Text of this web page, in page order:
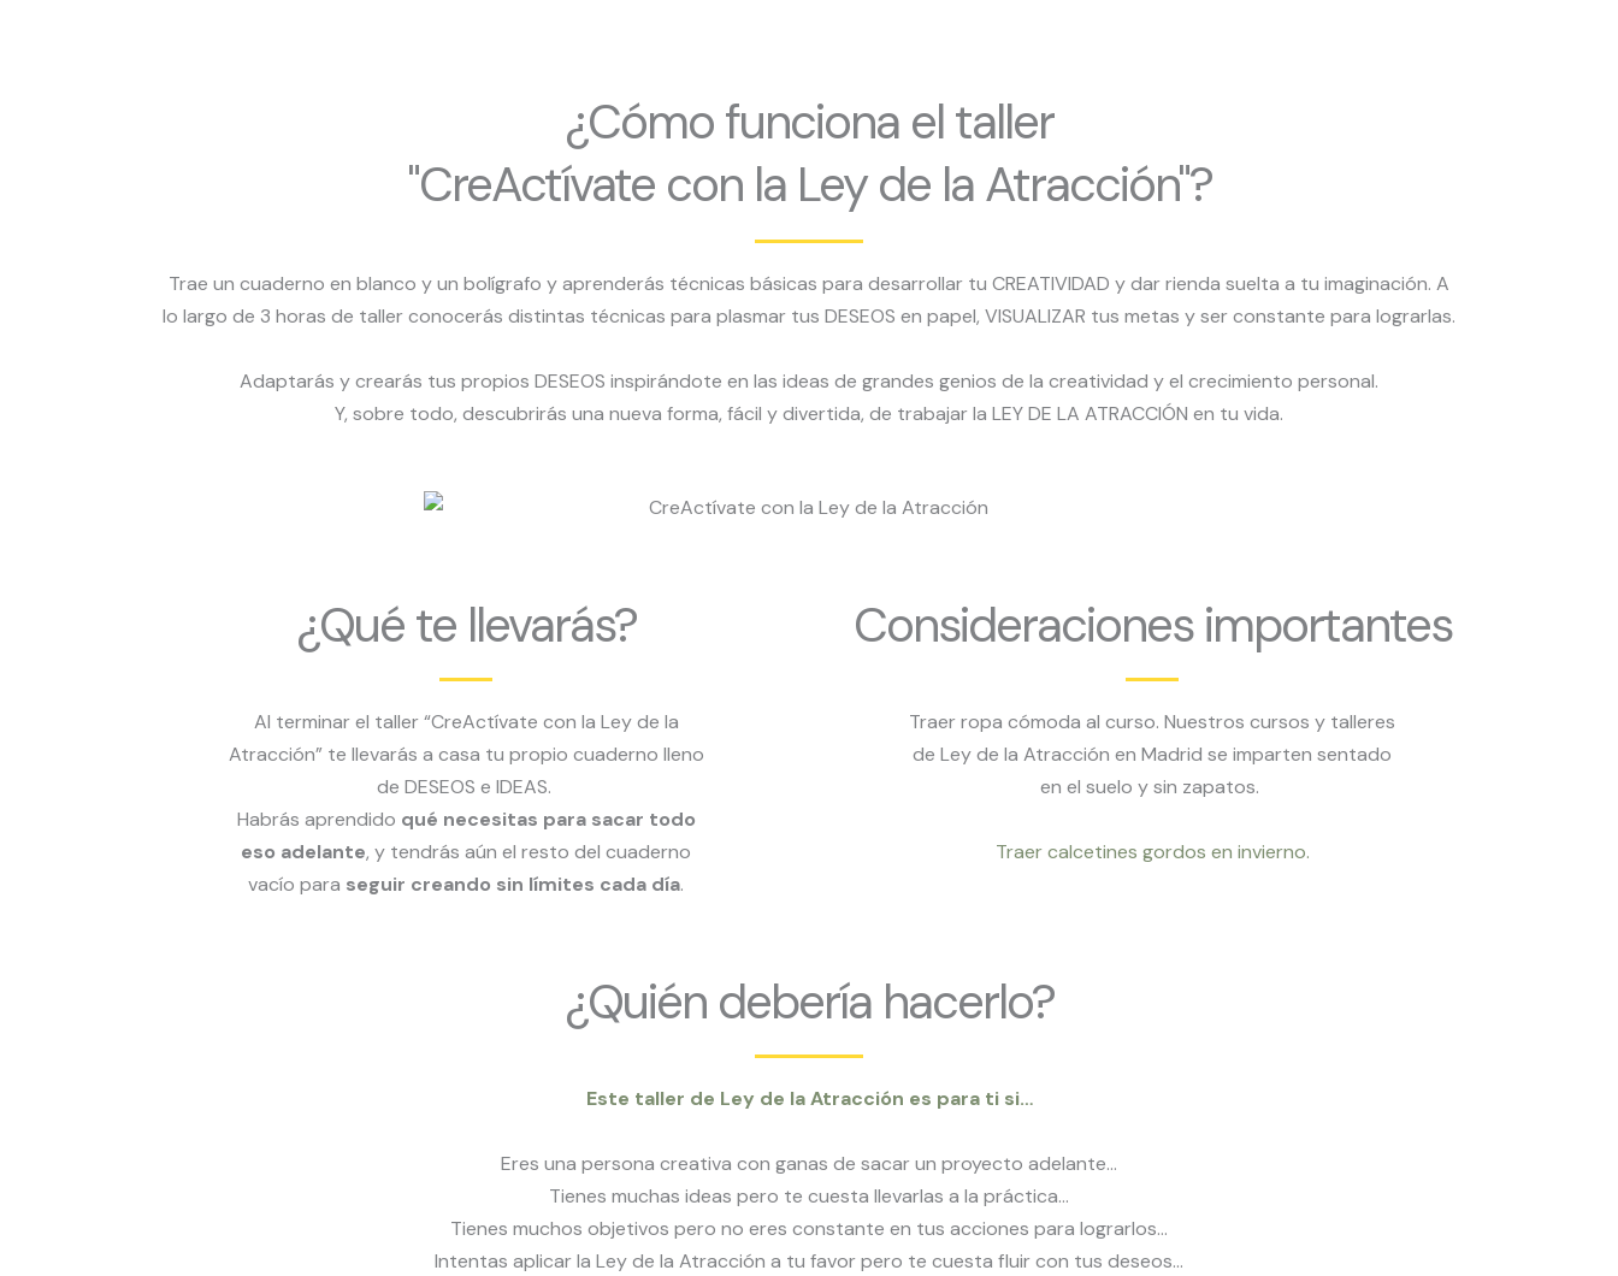
¿Cómo funciona el taller
"CreActívate con la Ley de la Atracción"?
Trae un cuaderno en blanco y un bolígrafo y aprenderás técnicas básicas para desarrollar tu CREATIVIDAD y dar rienda suelta a tu imaginación. A
lo largo de 3 horas de taller conocerás distintas técnicas para plasmar tus DESEOS en papel, VISUALIZAR tus metas y ser constante para lograrlas.
Adaptarás y crearás tus propios DESEOS inspirándote en las ideas de grandes genios de la creatividad y el crecimiento personal.
Y, sobre todo, descubrirás una nueva forma, fácil y divertida, de trabajar la LEY DE LA ATRACCIÓN en tu vida.
¿Qué te llevarás?
Al terminar el taller “CreActívate con la Ley de la
Atracción” te llevarás a casa tu propio cuaderno lleno
de DESEOS e IDEAS.
Habrás aprendido qué necesitas para sacar todo
eso adelante, y tendrás aún el resto del cuaderno
vacío para seguir creando sin límites cada día.
Consideraciones importantes
Traer ropa cómoda al curso. Nuestros cursos y talleres
de Ley de la Atracción en Madrid se imparten sentado
en el suelo y sin zapatos.
Traer calcetines gordos en invierno.
¿Quién debería hacerlo?
Este taller de Ley de la Atracción es para ti si…
Eres una persona creativa con ganas de sacar un proyecto adelante…
Tienes muchas ideas pero te cuesta llevarlas a la práctica…
Tienes muchos objetivos pero no eres constante en tus acciones para lograrlos…
Intentas aplicar la Ley de la Atracción a tu favor pero te cuesta fluir con tus deseos…